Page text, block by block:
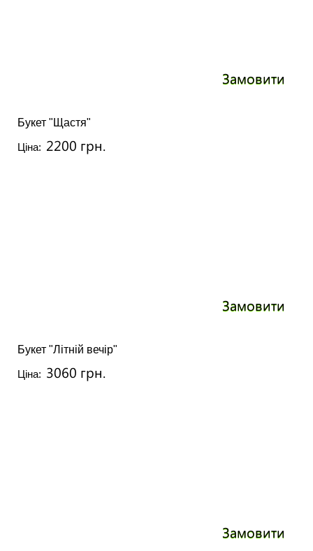
Замовити
Букет "Щастя"
Ціна: 2200 грн.
Замовити
Букет "Літній вечір"
Ціна: 3060 грн.
Замовити